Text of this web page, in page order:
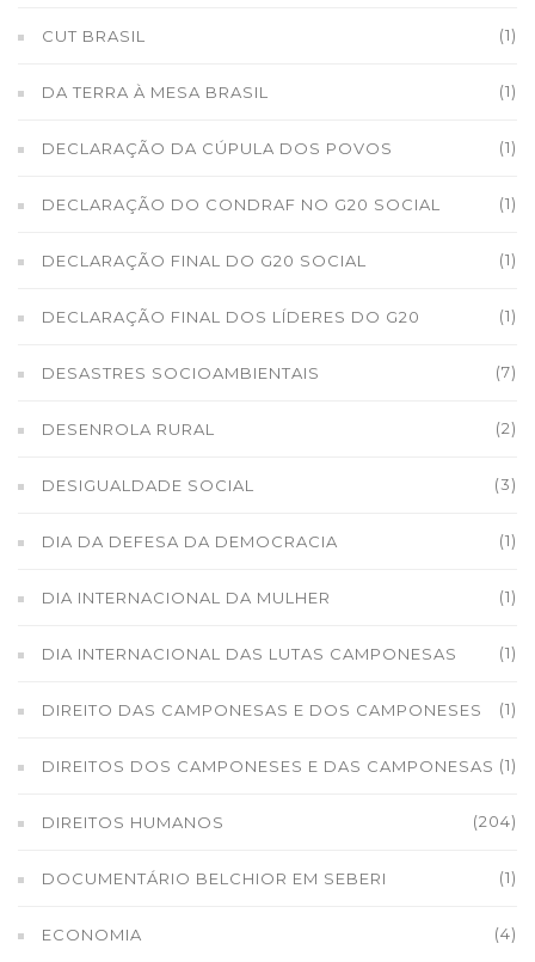
CUT BRASIL (1)
DA TERRA À MESA BRASIL (1)
DECLARAÇÃO DA CÚPULA DOS POVOS (1)
DECLARAÇÃO DO CONDRAF NO G20 SOCIAL (1)
DECLARAÇÃO FINAL DO G20 SOCIAL (1)
DECLARAÇÃO FINAL DOS LÍDERES DO G20 (1)
DESASTRES SOCIOAMBIENTAIS (7)
DESENROLA RURAL (2)
DESIGUALDADE SOCIAL (3)
DIA DA DEFESA DA DEMOCRACIA (1)
DIA INTERNACIONAL DA MULHER (1)
DIA INTERNACIONAL DAS LUTAS CAMPONESAS (1)
DIREITO DAS CAMPONESAS E DOS CAMPONESES (1)
DIREITOS DOS CAMPONESES E DAS CAMPONESAS (1)
DIREITOS HUMANOS (204)
DOCUMENTÁRIO BELCHIOR EM SEBERI (1)
ECONOMIA (4)